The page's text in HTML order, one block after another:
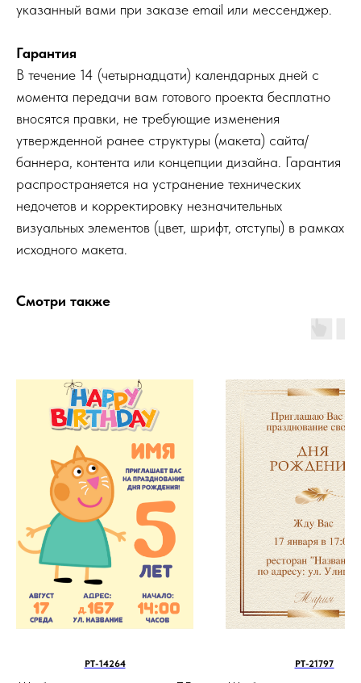
указанный вами при заказе email или мессенджер.
Гарантия
В течение 14 (четырнадцати) календарных дней с
момента передачи вам готового проекта бесплатно
вносятся правки, не требующие изменения
утвержденной ранее структуры (макета) сайта/
баннера, контента или концепции дизайна. Гарантия
распространяется на устранение технических
недочетов и корректировку незначительных
визуальных элементов (цвет, шрифт, отступы) в рамках
исходного макета.
Смотри также
PT-14264 PT-21797